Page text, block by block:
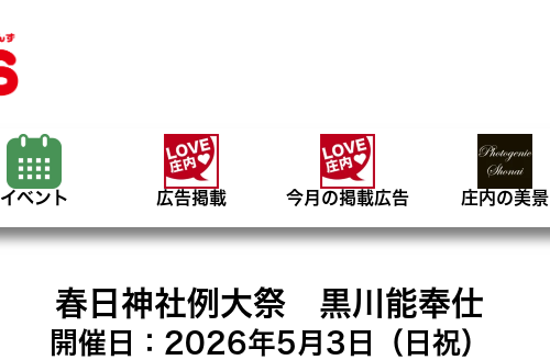
イベント 広告掲載 今月の掲載広告 庄内の美景
春日神社例大祭 黒川能奉仕
開催日：2026年5月3日（日祝）